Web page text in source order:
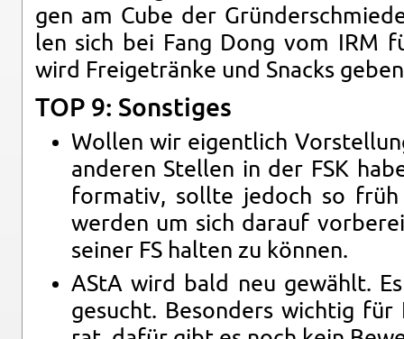
gen am Cube der
len sich bei Fang Dong vom IRM
wird Frei­ge­trän­ke und Snacks
TOP 9: Sons­ti­ges
Wol­len wir ei­gent­lich
an­de­ren Stel­len in der FSK
for­ma­tiv, soll­te je­doch so
wer­den um sich dar­auf
sei­ner FS hal­ten zu kön­nen.
AStA wird bald neu ge­wählt.
ge­sucht. Be­son­ders wich­tig